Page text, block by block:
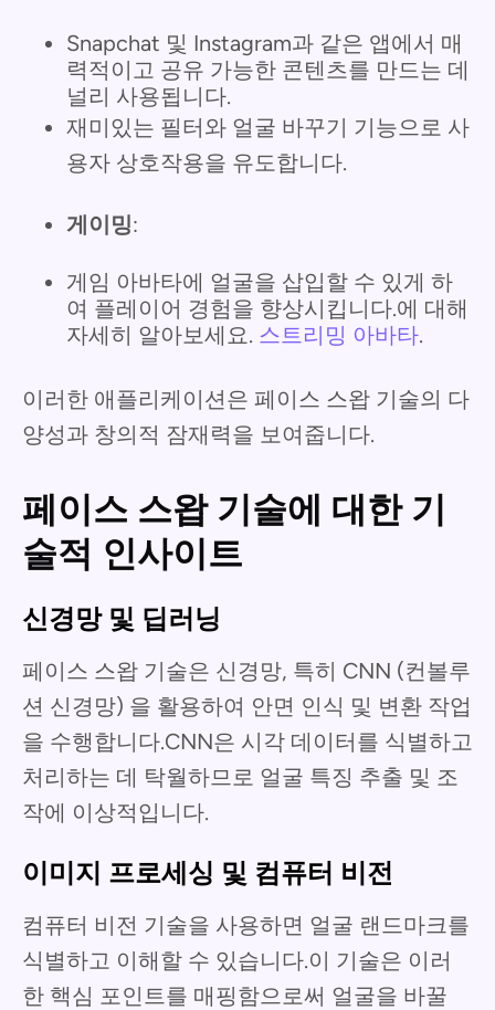
Snapchat 및 Instagram과 같은 앱에서 매
력적이고 공유 가능한 콘텐츠를 만드는 데
널리 사용됩니다.
재미있는 필터와 얼굴 바꾸기 기능으로 사
용자 상호작용을 유도합니다.
게이밍:
게임 아바타에 얼굴을 삽입할 수 있게 하
여 플레이어 경험을 향상시킵니다.에 대해
자세히 알아보세요. 스트리밍 아바타.
이러한 애플리케이션은 페이스 스왑 기술의 다
양성과 창의적 잠재력을 보여줍니다.
페이스 스왑 기술에 대한 기
술적 인사이트
신경망 및 딥러닝
페이스 스왑 기술은 신경망, 특히 CNN (컨볼루
션 신경망) 을 활용하여 안면 인식 및 변환 작업
을 수행합니다.CNN은 시각 데이터를 식별하고
처리하는 데 탁월하므로 얼굴 특징 추출 및 조
작에 이상적입니다.
이미지 프로세싱 및 컴퓨터 비전
컴퓨터 비전 기술을 사용하면 얼굴 랜드마크를
식별하고 이해할 수 있습니다.이 기술은 이러
한 핵심 포인트를 매핑함으로써 얼굴을 바꿀